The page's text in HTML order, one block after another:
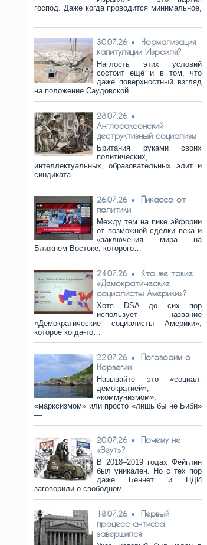
господ. Даже когда проводится минимальное,
…
30.07.26
Нормализация
капитуляции Израиля?
Наглость этих условий
состоит ещё и в том, что
даже поверхностный взгляд
на положение Саудовской…
28.07.26
Англосаксонский
деструктивный социализм
Британия руками своих
политических,
интеллектуальных, образовательных элит и
синдиката…
26.07.26
Пикассо от
политики
Между тем на пике эйфории
от возможной сделки века и
«заключения мира на
Ближнем Востоке, которого…
24.07.26
Кто же такие
«Демократические
социалисты Америки»?
Хотя DSA до сих пор
использует название
«Демократические социалисты Америки»,
которое когда-то…
22.07.26
Поговорим о
Норвегии
Называйте это «социал-
демократией»,
«коммунизмом»,
«марксизмом» или просто «лишь бы не Биби»
—…
20.07.26
Почему не
«Зеут»?
В 2018–2019 годах Фейглин
был уникален. Но с тех пор
даже Беннет и НДИ
заговорили о свободном…
18.07.26
Первый
процесс антифа
завершился